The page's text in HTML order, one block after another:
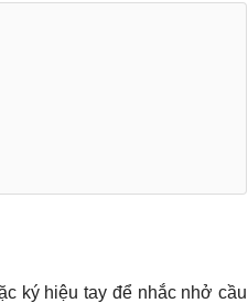
ký hiệu tay để nhắc nhở cầu